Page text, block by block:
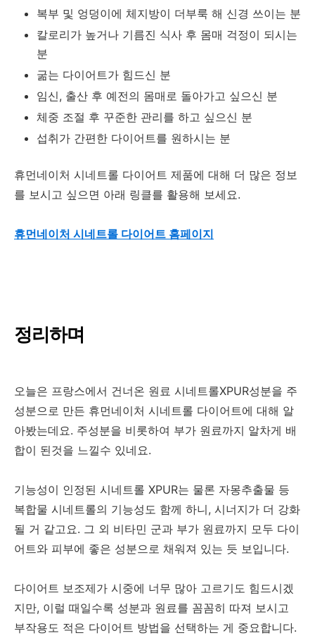
복부 및 엉덩이에 체지방이 더부룩 해 신경 쓰이는 분
칼로리가 높거나 기름진 식사 후 몸매 걱정이 되시는
분
굶는 다이어트가 힘드신 분
임신, 출산 후 예전의 몸매로 돌아가고 싶으신 분
체중 조절 후 꾸준한 관리를 하고 싶으신 분
섭취가 간편한 다이어트를 원하시는 분
휴먼네이처 시네트롤 다이어트 제품에 대해 더 많은 정보
를 보시고 싶으면 아래 링클를 활용해 보세요.
휴먼네이처 시네트롤 다이어트 홈페이지
정리하며
오늘은 프랑스에서 건너온 원료 시네트롤XPUR성분을 주
성분으로 만든 휴먼네이처 시네트롤 다이어트에 대해 알
아봤는데요. 주성분을 비롯하여 부가 원료까지 알차게 배
합이 된것을 느낄수 있네요.
기능성이 인정된 시네트롤 XPUR는 물론 자몽추출물 등
복합물 시네트롤의 기능성도 함께 하니, 시너지가 더 강화
될 거 같고요. 그 외 비타민 군과 부가 원료까지 모두 다이
어트와 피부에 좋은 성분으로 채워져 있는 듯 보입니다.
다이어트 보조제가 시중에 너무 많아 고르기도 힘드시겠
지만, 이럴 때일수록 성분과 원료를 꼼꼼히 따져 보시고
부작용도 적은 다이어트 방법을 선택하는 게 중요합니다.